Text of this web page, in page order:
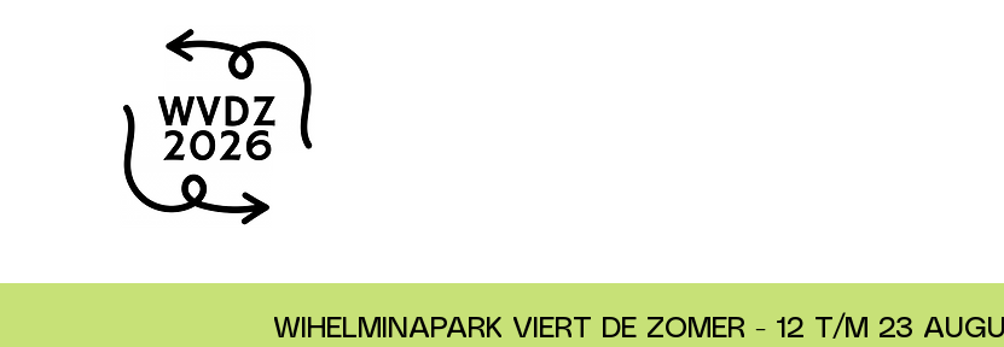
WIHELMINAPARK VIERT DE ZOMER - 12 T/M 23